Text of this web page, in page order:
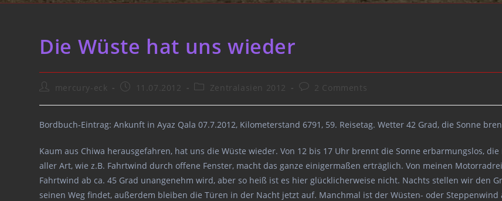
Die Wüste hat uns wieder
Postmercury-eck
Post 11.07.2012
PostZentralasien 2012
Post2 Comments
Bordbuch-Eintrag: Ankunft in Ayaz Qala 07.7.2012, Kilometerstand 6791, 59. Reisetag. Wetter 42 Grad, die Sonne
Kaum aus Chiwa herausgefahren, hat uns die Wüste wieder. Von 12 bis 17 Uhr brennt die Sonne erbarmungslos,
aller Art, wie z.B. Fahrtwind durch offene Fenster, macht das ganze einigermaßen erträglich. Von meinen
Fahrtwind ab ca. 45 Grad unangenehm wird, aber so heiß ist es hier glücklicherweise nicht. Nachts stellen wir den
seinen Weg findet, außerdem bleiben die Türen in der Nacht jetzt auf. Manchmal ist der Wüsten- oder